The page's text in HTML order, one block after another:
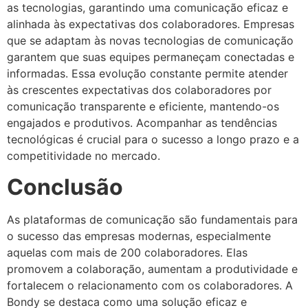
as tecnologias, garantindo uma comunicação eficaz e
alinhada às expectativas dos colaboradores. Empresas
que se adaptam às novas tecnologias de comunicação
garantem que suas equipes permaneçam conectadas e
informadas. Essa evolução constante permite atender
às crescentes expectativas dos colaboradores por
comunicação transparente e eficiente, mantendo-os
engajados e produtivos. Acompanhar as tendências
tecnológicas é crucial para o sucesso a longo prazo e a
competitividade no mercado.
Conclusão
As plataformas de comunicação são fundamentais para
o sucesso das empresas modernas, especialmente
aquelas com mais de 200 colaboradores. Elas
promovem a colaboração, aumentam a produtividade e
fortalecem o relacionamento com os colaboradores. A
Bondy se destaca como uma solução eficaz e